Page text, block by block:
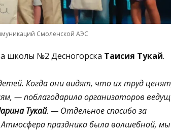
Смоленской АЭС
школы №2 Десногорска Таисия Тукай.
Когда они видят, что их труд
— поблагодарила организаторов
Тукай. — Отдельное спасибо за
праздника была волшебной, мы